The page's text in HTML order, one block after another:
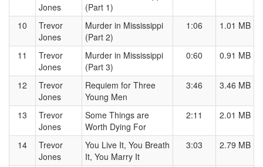
Jones
(Part 1)
10
Trevor
Jones
Murder in Mississippi
(Part 2)
1:06 1.01 MB
11
Trevor
Jones
Murder in Mississippi
(Part 3)
0:60 0.91 MB
12
Trevor
Jones
Requiem for Three
Young Men
3:46 3.46 MB
13
Trevor
Jones
Some Things are
Worth Dying For
2:11 2.01 MB
14
Trevor
Jones
You Live It, You Breath
It, You Marry It
3:03 2.79 MB